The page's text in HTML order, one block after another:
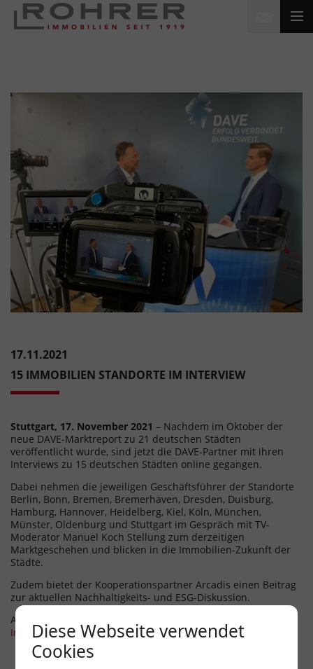
17.11.2021
15 IMMOBILIEN STANDORTE IM INTERVIEW
Stuttgart, 17. November 2021 – Nachdem im Oktober der
neue DAVE-Marktreport zu 21 deutschen Städten
veröffentlicht wurde, sind jetzt die DAVE-Partner mit ihren
Interviews zu 15 deutschen Städten online gegangen.
Dabei nehmen die jeweiligen Geschäftsführer der Standorte
Berlin, Bonn, Bremen, Bremerhaven, Dresden, Duisburg,
Hamburg, Hannover, Heidelberg, Kiel, Köln, München,
Münster, Oldenburg und Stuttgart im Gespräch mit TV-
Moderator Manuel Koch Stellung zum derzeitigen
Marktgeschehen und blicken in die Immobilien-Zukunft der
Städte.
Zudem bietet der Kooperationspartner Arcadis einen Beitrag
zur aktuellen Nachhaltigkeits- und ESG-Diskussion.
Alle Videos finden Sie unter
Immobilien Verbund - YouTube.
Diese Webseite verwendet
Cookies